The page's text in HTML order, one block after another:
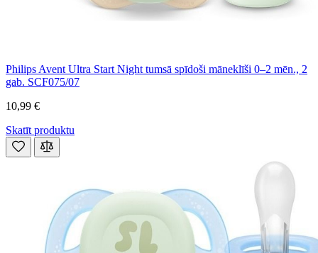
Philips Avent Ultra Start Night tumsā spīdoši māneklīši 0–2 mēn., 2
gab. SCF075/07
10,99 €
Skatīt produktu